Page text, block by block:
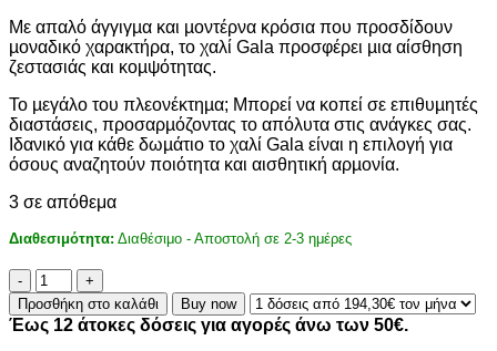
Με απαλό άγγιγµα και µοντέρνα κρόσια που προσδίδουν
µοναδικό χαρακτήρα, το χαλί Gala προσφέρει µια αίσθηση
ζεστασιάς και κοµψότητας.
Το µεγάλο του πλεονέκτηµα; Μπορεί να κοπεί σε επιθυµητές
διαστάσεις, προσαρµόζοντας το απόλυτα στις ανάγκες σας.
Ιδανικό για κάθε δωµάτιο το χαλί Gala είναι η επιλογή για
όσους αναζητούν ποιότητα και αισθητική αρµονία.
3 σε απόθεμα
Διαθεσιμότητα: Διαθέσιμο - Αποστολή σε 2-3 ημέρες
ΧΑΛΙ
GALA
11852A
-
Προσθήκη στο καλάθι Buy now
Έως 12 άτοκες δόσεις για αγορές άνω των 50€.